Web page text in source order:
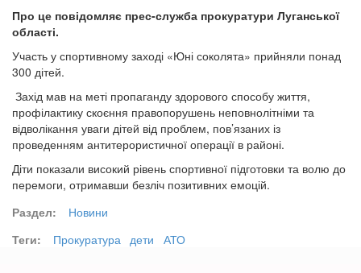
Про це повідомляє прес-служба прокуратури Луганської
області.
Участь у спортивному заході «Юні соколята» прийняли понад
300 дітей.
Захід мав на меті пропаганду здорового способу життя,
профілактику скоєння правопорушень неповнолітніми та
відволікання уваги дітей від проблем, пов’язаних із
проведенням антитерористичної операції в районі.
Діти показали високий рівень спортивної підготовки та волю до
перемоги, отримавши безліч позитивних емоцій.
Раздел:
Новини
Теги:
Прокуратура дети АТО